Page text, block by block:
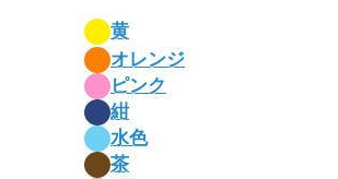
黄
オレンジ
ピンク
紺
水色
茶